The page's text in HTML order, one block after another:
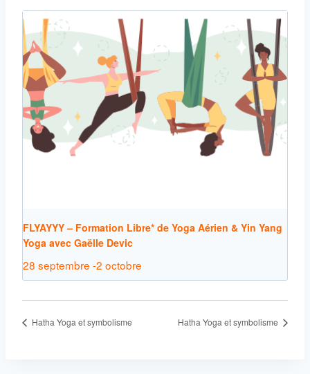
FLYAYYY – Formation Libre* de Yoga Aérien & Yin Yang
Yoga avec Gaëlle Devic
28 septembre -2 octobre
Hatha Yoga et symbolisme Hatha Yoga et symbolisme